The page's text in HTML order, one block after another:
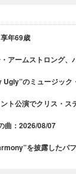
年69歳
アームストロング
のミュージック
ト公演でクリス・ス
曲：2026/08/07
を披露したパ